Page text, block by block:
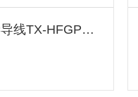
钨铼热电偶补偿导线TX-HFGP相对密度2.16